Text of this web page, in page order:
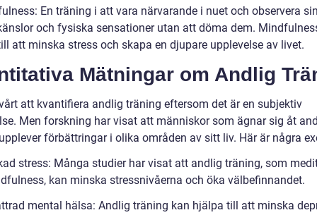
En träning i att vara närvarande i nuet och observera
och fysiska sensationer utan att döma dem.
att minska stress och skapa en djupare upplevelse av livet.
Mätningar om Andlig
att kvantifiera andlig träning eftersom det är en subjektiv
Men forskning har visat att människor som ägnar sig åt
förbättringar i olika områden av sitt liv. Här är några
stress: Många studier har visat att andlig träning, som
kan minska stressnivåerna och öka välbefinnandet.
mental hälsa: Andlig träning kan hjälpa till att minska